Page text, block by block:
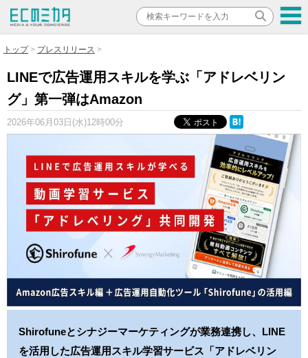
トップ プレスリリース
LINEで広告運用スキルを学ぶ「アドレベリン
グ」第一弾はAmazon
2026年06月03日(水)12時00分
Shirofuneとシナジーマーケティングが業務連携し、LINE
を活用した広告運用スキル学習サービス「アドレベリン